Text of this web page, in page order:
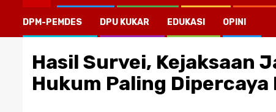
DPM-PEMDES DPU KUKAR EDUKASI OPINI
Hasil Survei, Kejaksaan
Hukum Paling Dipercaya